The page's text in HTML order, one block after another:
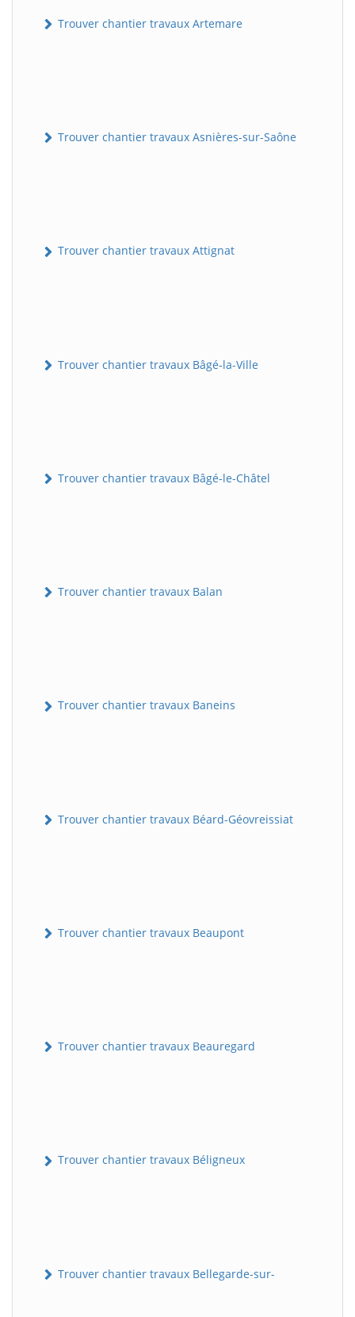
Trouver chantier travaux Artemare
Trouver chantier travaux Asnières-sur-Saône
Trouver chantier travaux Attignat
Trouver chantier travaux Bâgé-la-Ville
Trouver chantier travaux Bâgé-le-Châtel
Trouver chantier travaux Balan
Trouver chantier travaux Baneins
Trouver chantier travaux Béard-Géovreissiat
Trouver chantier travaux Beaupont
Trouver chantier travaux Beauregard
Trouver chantier travaux Béligneux
Trouver chantier travaux Bellegarde-sur-